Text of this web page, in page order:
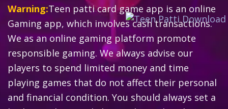
Warning:Teen patti card game app is an online
Gaming app, which involves cash transactions.
We as an online gaming platform promote
responsible gaming. We always advise our
players to spend limited money and time
playing games that do not affect their personal
and financial condition. You should always set a